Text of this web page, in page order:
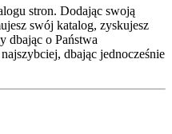
stron. Dodając swoją
swój katalog, zyskujesz
dbając o Państwa
dbając jednocześnie